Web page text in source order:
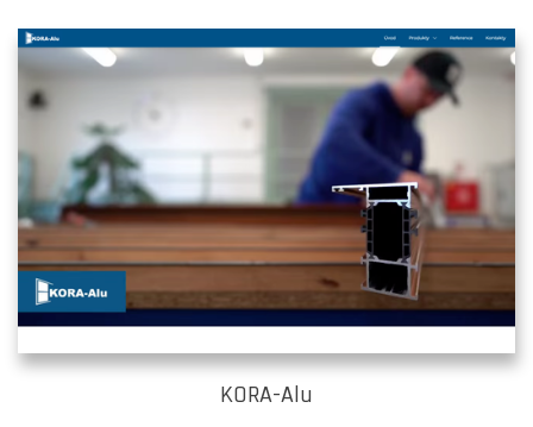
KORA-Alu